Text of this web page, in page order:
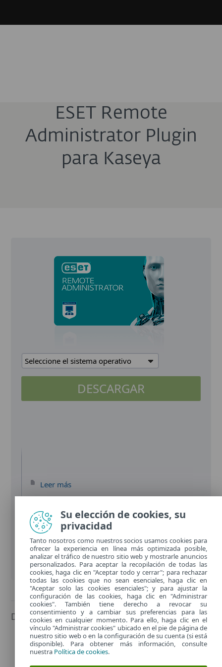
ESET Remote
Administrator Plugin
para Kaseya
Seleccione el sistema operativo
DESCARGAR
Leer más
Documentación
Guía de usuario(7 MB)
Su elección de cookies, su
privacidad
Tanto nosotros como nuestros socios usamos cookies para
ofrecer la experiencia en línea más optimizada posible,
analizar el tráfico de nuestro sitio web y mostrarle anuncios
personalizados. Para aceptar la recopilación de todas las
cookies, haga clic en "Aceptar todo y cerrar"; para rechazar
todas las cookies que no sean esenciales, haga clic en
"Aceptar solo las cookies esenciales"; y para ajustar la
configuración de las cookies, haga clic en "Administrar
cookies". También tiene derecho a revocar su
consentimiento y a cambiar sus preferencias para las
cookies en cualquier momento. Para ello, haga clic en el
vínculo "Administrar cookies" ubicado en el pie de página de
nuestro sitio web o en la configuración de su cuenta (si está
disponible). Para obtener más información, consulte
nuestra Política de cookies.